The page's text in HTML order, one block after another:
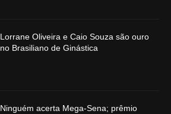
Lorrane Oliveira e Caio Souza são ouro
no Brasiliano de Ginástica
Ninguém acerta Mega-Sena; prêmio